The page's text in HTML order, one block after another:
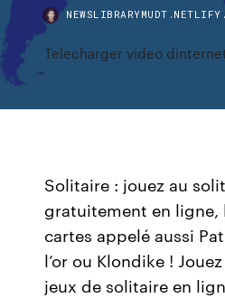
Telecharger video
Solitaire : jouez au
gratuitement en ligne,
cartes appelé aussi
l’or ou Klondike !
jeux de solitaire en